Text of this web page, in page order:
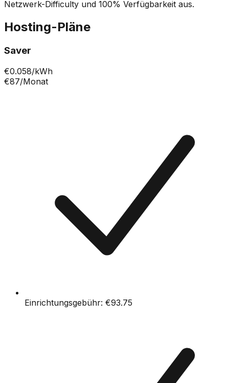
Netzwerk-Difficulty und 100% Verfügbarkeit aus.
Hosting-Pläne
Saver
€0.058/kWh
€87/Monat
Einrichtungsgebühr: €93.75